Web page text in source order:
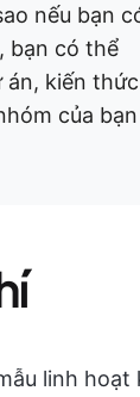
nếu bạn
, bạn có thể
án, kiến thức
của bạn
linh hoạt